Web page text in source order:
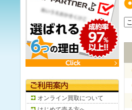
オンライン買取について